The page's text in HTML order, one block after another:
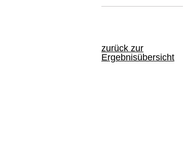
zurück zur
Ergebnisübersicht